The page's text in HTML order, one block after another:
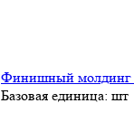
Финишный молдинг
Базовая единица: шт